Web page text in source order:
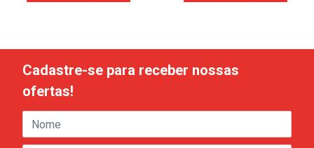
Cadastre-se para receber nossas
ofertas!